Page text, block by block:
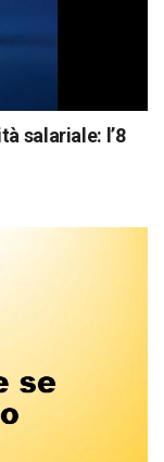
salariale: l’8